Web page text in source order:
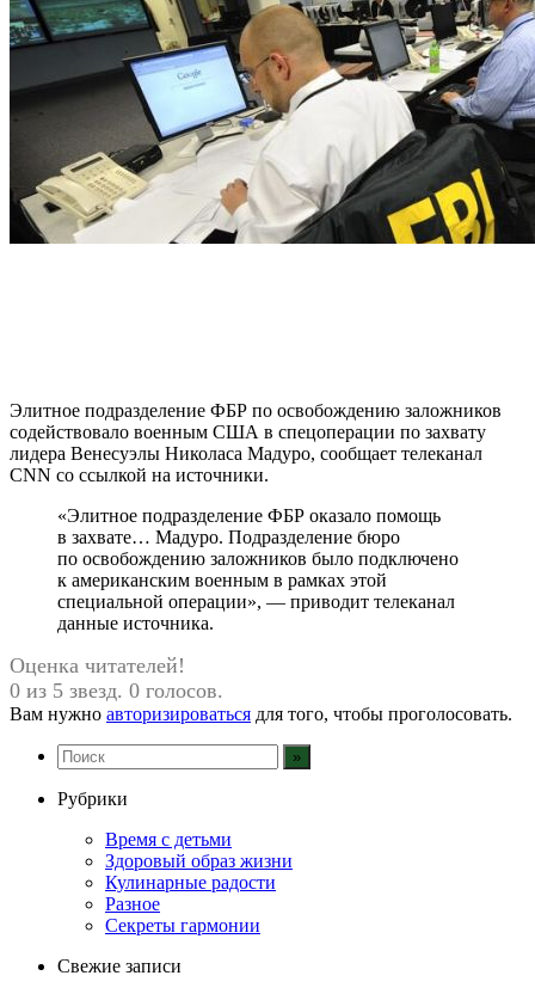
Элитное подразделение ФБР по освобождению заложников
содействовало военным США в спецоперации по захвату
лидера Венесуэлы Николаса Мадуро, сообщает телеканал
CNN со ссылкой на источники.
«Элитное подразделение ФБР оказало помощь
в захвате… Мадуро. Подразделение бюро
по освобождению заложников было подключено
к американским военным в рамках этой
специальной операции», — приводит телеканал
данные источника.
Оценка читателей!
0 из 5 звезд. 0 голосов.
Вам нужно авторизироваться для того, чтобы проголосовать.
Рубрики
Время с детьми
Здоровый образ жизни
Кулинарные радости
Разное
Секреты гармонии
Свежие записи